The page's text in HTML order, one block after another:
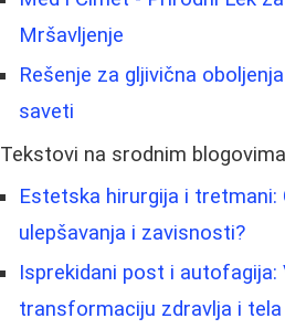
Mršavljenje
Rešenje za gljivična
saveti
Tekstovi na srodnim blogovima
Estetska hirurgija i tretmani:
ulepšavanja i zavisnosti?
Isprekidani post i autofagija:
transformaciju zdravlja i tela